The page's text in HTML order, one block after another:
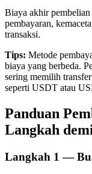
Investasi
Raih
Biaya akhir pembelian
pembayaran,
transaksi.
Tips: Metode
biaya yang berbeda.
sering memilih
seperti USDT atau
Panduan
Langkah
Langkah 1 —